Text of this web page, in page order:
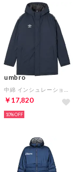
umbro
￥17,820
10%